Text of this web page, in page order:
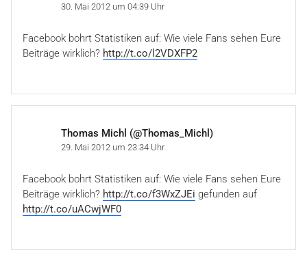
30. Mai 2012 um 04:39 Uhr
Facebook bohrt Statistiken auf: Wie viele Fans sehen Eure
Beiträge wirklich? http://t.co/l2VDXFP2
Thomas Michl (@Thomas_Michl)
29. Mai 2012 um 23:34 Uhr
Facebook bohrt Statistiken auf: Wie viele Fans sehen Eure
Beiträge wirklich? http://t.co/f3WxZJEi gefunden auf
http://t.co/uACwjWF0